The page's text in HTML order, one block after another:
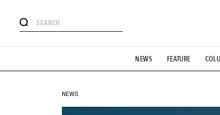
NEWS FEATURE
#憧れの逸品 #ESSENTIAL
#GH 銘品の所以 #フイナムのYouTube #Commune H
#HANDSOME HANDBOOK
NEWS